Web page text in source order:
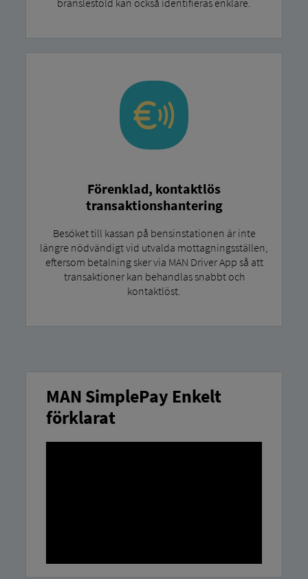
bränslestöld kan också identifieras enklare.
Förenklad, kontaktlös
transaktionshantering
Besöket till kassan på bensinstationen är inte
längre nödvändigt vid utvalda mottagningsställen,
eftersom betalning sker via MAN Driver App så att
transaktioner kan behandlas snabbt och
kontaktlöst.
MAN SimplePay Enkelt
förklarat